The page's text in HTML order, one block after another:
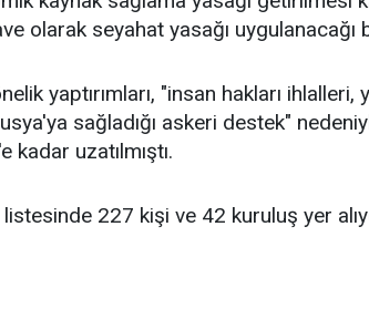
olarak seyahat yasağı uygulanacağı
yaptırımları, "insan hakları ihlalleri,
sağladığı askeri destek"
uzatılmıştı.
listesinde 227 kişi ve 42 kuruluş yer